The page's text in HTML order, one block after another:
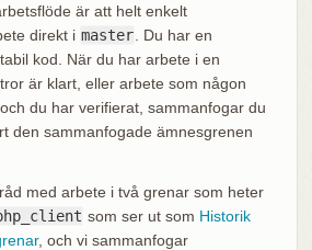
är att helt enkelt
direkt i master . Du har en
kod. När du har arbete i en
är klart, eller arbete som någon
du har verifierat, sammanfogar du
den sammanfogade ämnesgrenen
med arbete i två grenar som heter
som ser ut som Historik
, och vi sammanfogar